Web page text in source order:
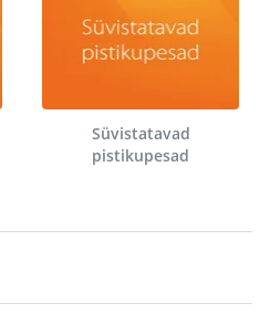
Süvistatavad
pistikupesad